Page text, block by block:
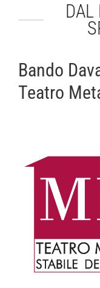
DAL
Bando
Teatro